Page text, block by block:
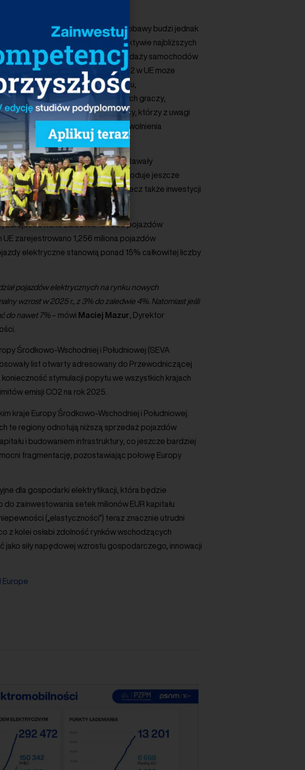
w UE.
Krótkoterminowo poważne obawy budzi jednak
samochodów. W perspektywie najbliższych
znacznym spowolnieniem sprzedaży samochodów
poluźnienie limitów CO2 w UE może
UE. Zmiana zasad w trakcie roku,
jest niesprawiedliwa względem tych graczy,
należą także producenci chińscy, którzy z uwagi
sytuacji europejskiego spowolnienia
rynkach, które już do tej pory odstawały
ruch Komisji Europejskiej spowoduje jeszcze
pod względem rejestracji BEV-ów, lecz także inwestycji
zarejestrowano zaledwie 191 000 pojazdów
UE zarejestrowano 1,256 miliona pojazdów
elektryczne stanowią ponad 15% całkowitej liczby
pojazdów elektrycznych na rynku nowych
wzrost w 2025 r., z 3% do zaledwie 4%. Natomiast jeśli
do nawet 7%– mówi Maciej Mazur , Dyrektor
Środkowo-Wschodniej i Południowej (SEVA
list otwarty adresowany do Przewodniczącej
stymulacji popytu we wszystkich krajach
emisji CO2 na rok 2025.
kraje Europy Środkowo-Wschodniej i Południowej.
te regiony odnotują niższą sprzedaż pojazdów
i budowaniem infrastruktury, co jeszcze bardziej
fragmentację, pozostawiając połowę Europy
dla gospodarki elektryfikacji, która będzie
zainwestowania setek milionów EUR kapitału
(„elastyczności”) teraz znacznie utrudni
z kolei osłabi zdolność rynków wschodzących
siły napędowej wzrostu gospodarczego, innowacji